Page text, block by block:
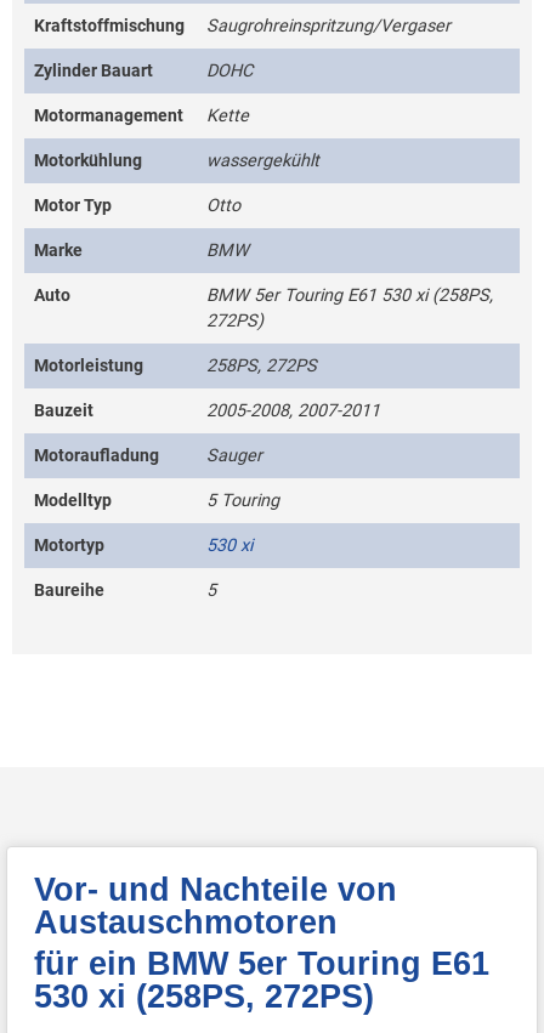
Kraftstoffmischung Saugrohreinspritzung/Vergaser
Zylinder Bauart DOHC
Motormanagement Kette
Motorkühlung wassergekühlt
Motor Typ Otto
Marke BMW
Auto
BMW 5er Touring E61 530 xi (258PS,
272PS)
Motorleistung 258PS, 272PS
Bauzeit 2005-2008, 2007-2011
Motoraufladung Sauger
Modelltyp 5 Touring
Motortyp 530 xi
Baureihe 5
Vor- und Nachteile von
Austauschmotoren
für ein BMW 5er Touring E61
530 xi (258PS, 272PS)